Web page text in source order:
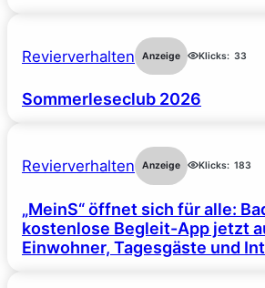
Revierverhalten Anzeige Klicks: 33
Sommerleseclub 2026
Revierverhalten Anzeige Klicks: 183
„MeinS“ öffnet sich für alle:
kostenlose Begleit-App jetzt
Einwohner, Tagesgäste und